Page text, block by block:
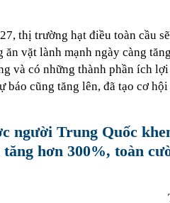
thị trường hạt điều toàn cầu
vặt lành mạnh ngày càng
và có những thành phần ích
báo cũng tăng lên, đã tạo cơ
người Trung Quốc
hơn 300%, toàn